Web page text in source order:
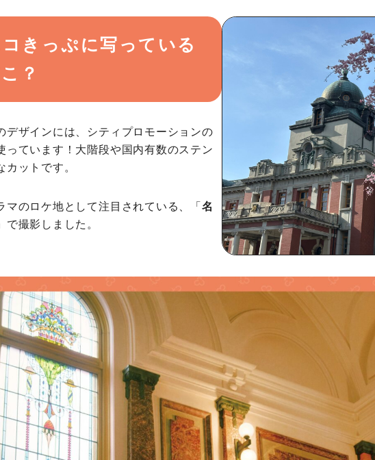
コきっぷに写っている
？
デザインには、シティプロモーションの
っています！大階段や国内有数のステン
カットです。
マのロケ地として注目されている、「 名
で撮影しました。